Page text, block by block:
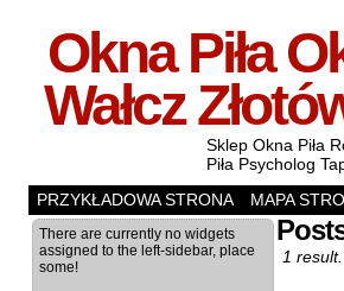
Okna Piła
Wałcz
Sklep Okna Piła
Piła Psycholog
PRZYKŁADOWA STRONA
MAPA
There are currently no widgets
assigned to the left-sidebar, place
some!
1 result.